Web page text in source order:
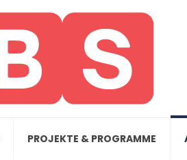
PROJEKTE & PROGRAMME